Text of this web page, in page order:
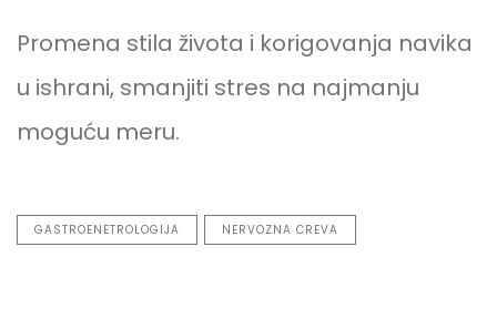
Promena stila života i korigovanja navika
u ishrani, smanjiti stres na najmanju
moguću meru.
GASTROENETROLOGIJA NERVOZNA CREVA